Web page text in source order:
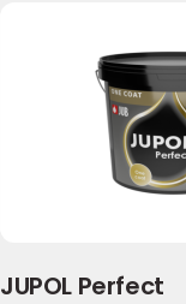
JUPOL Perfect